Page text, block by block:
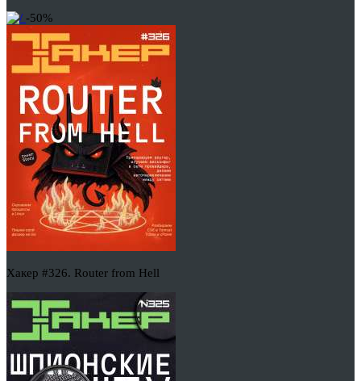
-50%
Хакер #326. Router from Hell